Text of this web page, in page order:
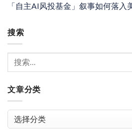
「自主AI风投基金」叙事如何落入
搜索
文章分类
章